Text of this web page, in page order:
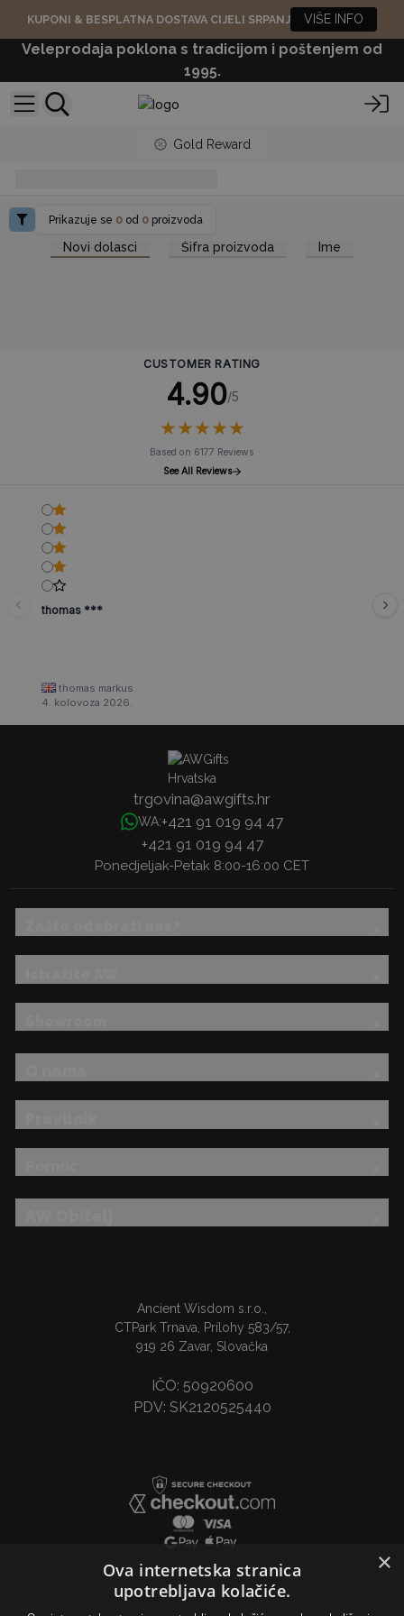
KUPONI & BESPLATNA DOSTAVA CIJELI SRPANJ VIŠE INFO
Veleprodaja poklona s tradicijom i poštenjem od
1995.
Gold Reward
Prikazuje se 0 od 0 proizvoda
Novi dolasci Šifra proizvoda Ime
CUSTOMER RATING
4.90/5
★★★★★
★★★★★
Based on 6177 Reviews
See All Reviews
thomas ***
thomas markus
4. kolovoza 2026.
trgovina@awgifts.hr
WA:+421 91 019 94 47
+421 91 019 94 47
Ponedjeljak-Petak 8:00-16:00 CET
Ancient Wisdom s.r.o.,
CTPark Trnava, Prílohy 583/57,
919 26 Zavar, Slovačka
IČO: 50920600
PDV: SK2120525440
×
Ova internetska stranica
upotrebljava kolačiće.